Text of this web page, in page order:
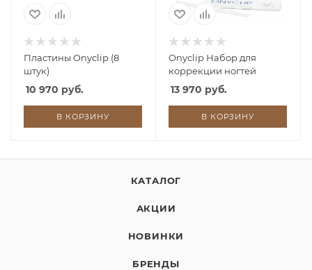
Пластины Onyclip (8
штук)
10 970 руб.
В КОРЗИНУ
Onyclip Набор для
коррекции ногтей
13 970 руб.
В КОРЗИНУ
КАТАЛОГ
АКЦИИ
НОВИНКИ
БРЕНДЫ